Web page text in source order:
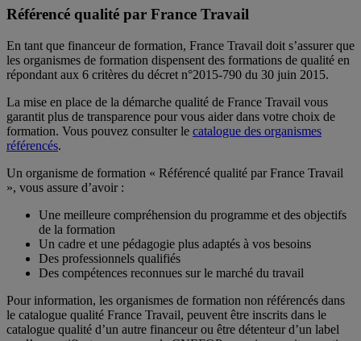
Référencé qualité par France Travail
En tant que financeur de formation, France Travail doit s’assurer que
les organismes de formation dispensent des formations de qualité en
répondant aux 6 critères du décret n°2015-790 du 30 juin 2015.
La mise en place de la démarche qualité de France Travail vous
garantit plus de transparence pour vous aider dans votre choix de
formation. Vous pouvez consulter le catalogue des organismes
référencés.
Un organisme de formation « Référencé qualité par France Travail
», vous assure d’avoir :
Une meilleure compréhension du programme et des objectifs
de la formation
Un cadre et une pédagogie plus adaptés à vos besoins
Des professionnels qualifiés
Des compétences reconnues sur le marché du travail
Pour information, les organismes de formation non référencés dans
le catalogue qualité France Travail, peuvent être inscrits dans le
catalogue qualité d’un autre financeur ou être détenteur d’un label